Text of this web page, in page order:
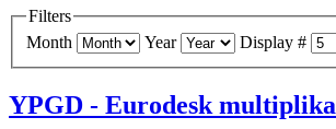
Filters
Month
Year Display #
YPGD - Eurodesk